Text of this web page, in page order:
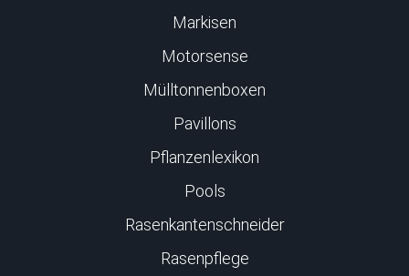
Markisen
Motorsense
Mülltonnenboxen
Pavillons
Pflanzenlexikon
Pools
Rasenkantenschneider
Rasenpflege